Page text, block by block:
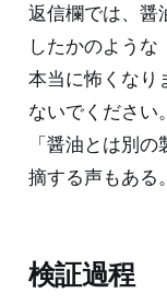
返信欄では、醤
したかのような
本当に怖くなり
ないでください
「醤油とは別
摘する声もある。
検証過程